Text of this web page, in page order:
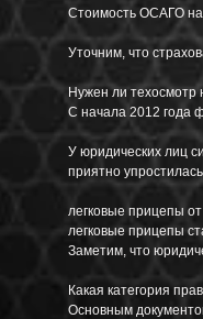
Стоимость ОСАГО на
Уточним, что
Нужен ли техосмотр
С начала 2012 года
У юридических лиц
приятно
легковые прицепы
легковые прицепы
Заметим, что
Какая категория
Основным